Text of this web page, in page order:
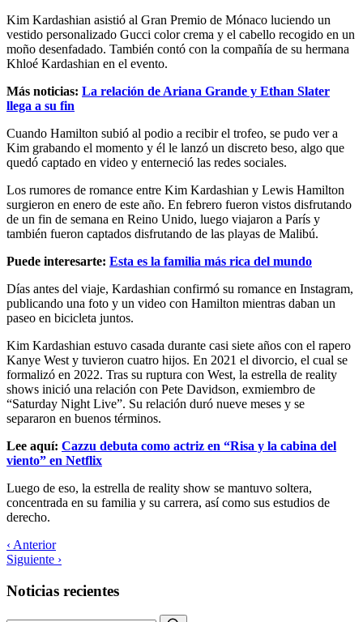
Kim Kardashian asistió al Gran Premio de Mónaco luciendo un
vestido personalizado Gucci color crema y el cabello recogido en un
moño desenfadado. También contó con la compañía de su hermana
Khloé Kardashian en el evento.
Más noticias: La relación de Ariana Grande y Ethan Slater
llega a su fin
Cuando Hamilton subió al podio a recibir el trofeo, se pudo ver a
Kim grabando el momento y él le lanzó un discreto beso, algo que
quedó captado en video y enterneció las redes sociales.
Los rumores de romance entre Kim Kardashian y Lewis Hamilton
surgieron en enero de este año. En febrero fueron vistos disfrutando
de un fin de semana en Reino Unido, luego viajaron a París y
también fueron captados disfrutando de las playas de Malibú.
Puede interesarte: Esta es la familia más rica del mundo
Días antes del viaje, Kardashian confirmó su romance en Instagram,
publicando una foto y un video con Hamilton mientras daban un
paseo en bicicleta juntos.
Kim Kardashian estuvo casada durante casi siete años con el rapero
Kanye West y tuvieron cuatro hijos. En 2021 el divorcio, el cual se
formalizó en 2022. Tras su ruptura con West, la estrella de reality
shows inició una relación con Pete Davidson, exmiembro de
“Saturday Night Live”. Su relación duró nueve meses y se
separaron en buenos términos.
Lee aquí: Cazzu debuta como actriz en “Risa y la cabina del
viento” en Netflix
Luego de eso, la estrella de reality show se mantuvo soltera,
concentrada en su familia y su carrera, así como sus estudios de
derecho.
‹ Anterior
Siguiente ›
Noticias recientes